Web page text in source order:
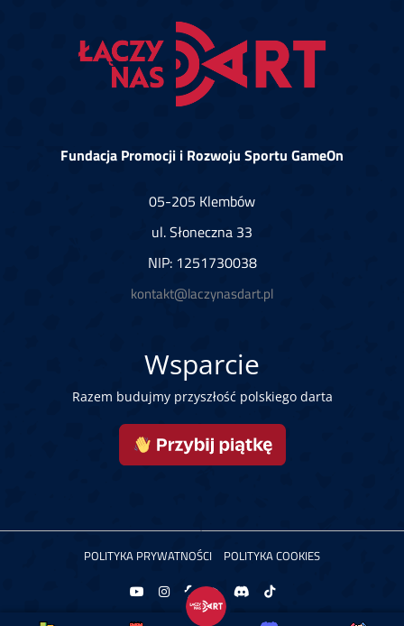
Fundacja Promocji i Rozwoju Sportu GameOn
05-205 Klembów
ul. Słoneczna 33
NIP: 1251730038
kontakt@laczynasdart.pl
Wsparcie
Razem budujmy przyszłość polskiego darta
POLITYKA PRYWATNOŚCI POLITYKA COOKIES